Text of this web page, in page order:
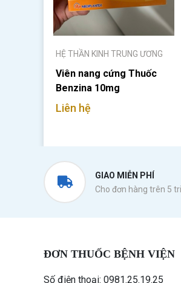
HỆ THẦN KINH TRUNG ƯƠNG
Viên nang cứng Thuốc
Benzina 10mg
Liên hệ
GIAO MIỄN PHÍ
Cho đơn hàng trên 5
ĐƠN THUỐC BỆNH VIỆN
Số điện thoại: 0981.25.19.25